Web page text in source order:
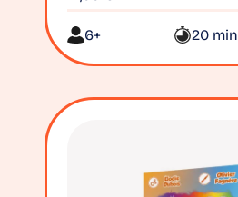
6+ 20 min